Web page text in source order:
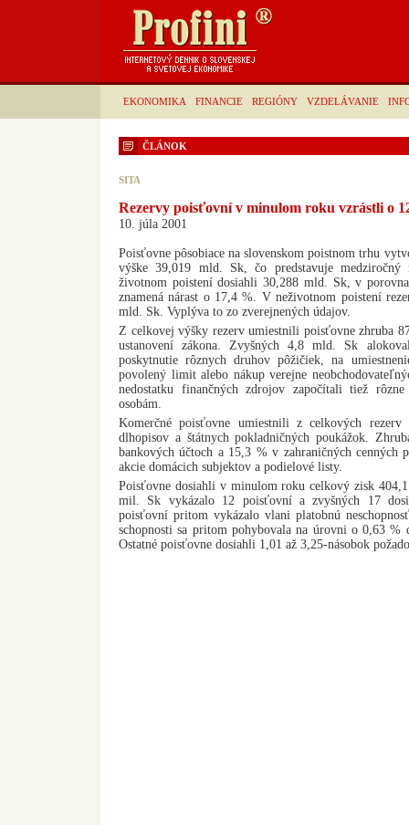
EKONOMIKA FINANCIE REGIÓNY VZDELÁVANIE
ČLÁNOK
SITA
Rezervy poisťovní v minulom roku vzrástli o
10. júla 2001
Poisťovne pôsobiace na slovenskom poistnom trhu
výške 39,019 mld. Sk, čo predstavuje
životnom poistení dosiahli 30,288 mld. Sk, v
znamená nárast o 17,4 %. V neživotnom poistení
mld. Sk. Vyplýva to zo zverejnených údajov.
Z celkovej výšky rezerv umiestnili poisťovne zhruba
ustanovení zákona. Zvyšných 4,8 mld. Sk
poskytnutie rôznych druhov pôžičiek, na
povolený limit alebo nákup verejne
nedostatku finančných zdrojov započítali tiež
osobám.
Komerčné poisťovne umiestnili z celkových
dlhopisov a štátnych pokladničných poukážok.
bankových účtoch a 15,3 % v zahraničných cenných
akcie domácich subjektov a podielové listy.
Poisťovne dosiahli v minulom roku celkový zisk
mil. Sk vykázalo 12 poisťovní a zvyšných 17
poisťovní pritom vykázalo vlani platobnú
schopnosti sa pritom pohybovala na úrovni o 0,63 %
Ostatné poisťovne dosiahli 1,01 až 3,25-násobok